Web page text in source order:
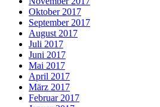
Oktober 2017
September 2017
August 2017
Juli 2017
Juni 2017
Mai 2017
April 2017
März 2017
Februar 2017